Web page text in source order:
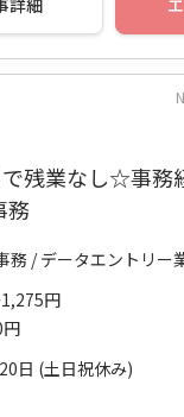
残業なし☆事務
務
務 / データエントリー
円
日 (土日祝休み)